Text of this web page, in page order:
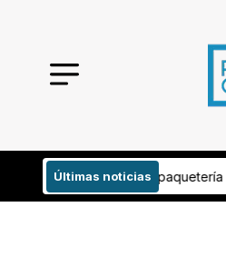
Últimas noticias
de viajes? Aseguran cargamento